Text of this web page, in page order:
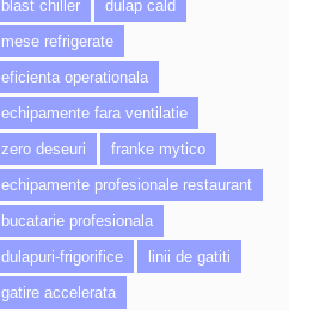
blast chiller
dulap cald
mese refrigerate
eficienta operationala
echipamente fara ventilatie
zero deseuri
franke mytico
echipamente profesionale restaurant
bucatarie profesionala
dulapuri-frigorifice
linii de gatiti
gatire accelerata